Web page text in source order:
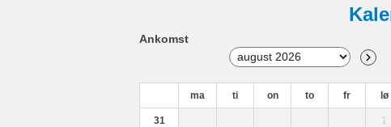
Ankomst
ma ti on to fr lø
31 1